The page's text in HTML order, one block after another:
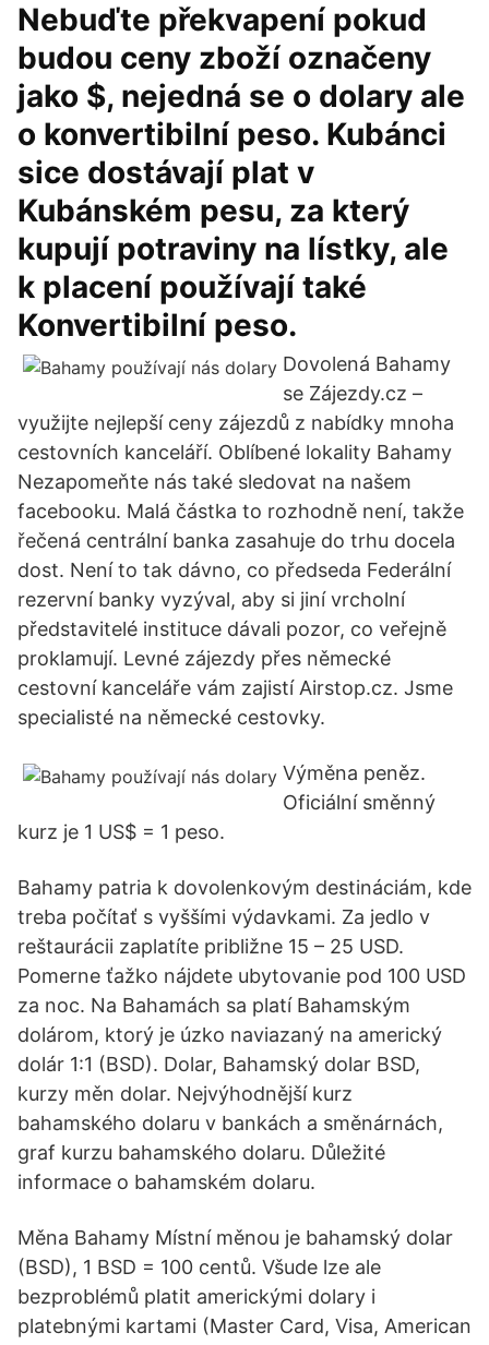
Nebuďte překvapení pokud
budou ceny zboží označeny
jako $, nejedná se o dolary ale
o konvertibilní peso. Kubánci
sice dostávají plat v
Kubánském pesu, za který
kupují potraviny na lístky, ale
k placení používají také
Konvertibilní peso.
Dovolená Bahamy
se Zájezdy.cz –
využijte nejlepší ceny zájezdů z nabídky mnoha
cestovních kanceláří. Oblíbené lokality Bahamy
Nezapomeňte nás také sledovat na našem
facebooku. Malá částka to rozhodně není, takže
řečená centrální banka zasahuje do trhu docela
dost. Není to tak dávno, co předseda Federální
rezervní banky vyzýval, aby si jiní vrcholní
představitelé instituce dávali pozor, co veřejně
proklamují. Levné zájezdy přes německé
cestovní kanceláře vám zajistí Airstop.cz. Jsme
specialisté na německé cestovky.
Výměna peněz.
Oficiální směnný
kurz je 1 US$ = 1 peso.
Bahamy patria k dovolenkovým destináciám, kde
treba počítať s vyššími výdavkami. Za jedlo v
reštaurácii zaplatíte približne 15 – 25 USD.
Pomerne ťažko nájdete ubytovanie pod 100 USD
za noc. Na Bahamách sa platí Bahamským
dolárom, ktorý je úzko naviazaný na americký
dolár 1:1 (BSD). Dolar, Bahamský dolar BSD,
kurzy měn dolar. Nejvýhodnější kurz
bahamského dolaru v bankách a směnárnách,
graf kurzu bahamského dolaru. Důležité
informace o bahamském dolaru.
Měna Bahamy Místní měnou je bahamský dolar
(BSD), 1 BSD = 100 centů. Všude lze ale
bezproblémů platit americkými dolary i
platebnými kartami (Master Card, Visa, American